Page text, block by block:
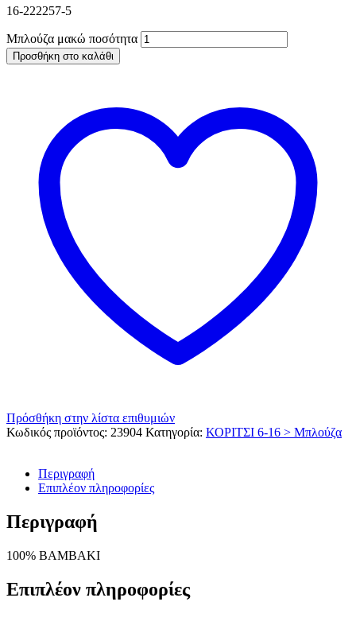
16-222257-5
Μπλούζα μακώ ποσότητα
Προσθήκη στο καλάθι
Πρόσθήκη στην λίστα επιθυμιών
Κωδικός προϊόντος: 23904 Κατηγορία: ΚΟΡΙΤΣΙ 6-16 > Μπλούζα
Περιγραφή
Επιπλέον πληροφορίες
Περιγραφή
100% BAMBAKI
Επιπλέον πληροφορίες